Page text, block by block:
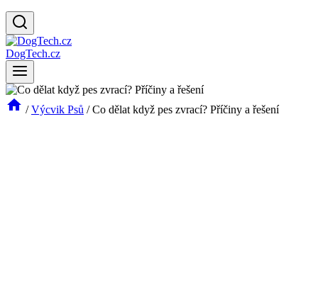
DogTech.cz
/ Výcvik Psů / Co dělat když pes zvrací? Příčiny a řešení